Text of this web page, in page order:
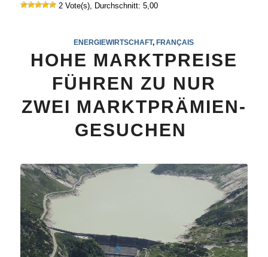
2 Vote(s), Durchschnitt: 5,00
ENERGIEWIRTSCHAFT,FRANÇAIS
HOHE MARKTPREISE
FÜHREN ZU NUR
ZWEI MARKTPRÄMIEN-
GESUCHEN